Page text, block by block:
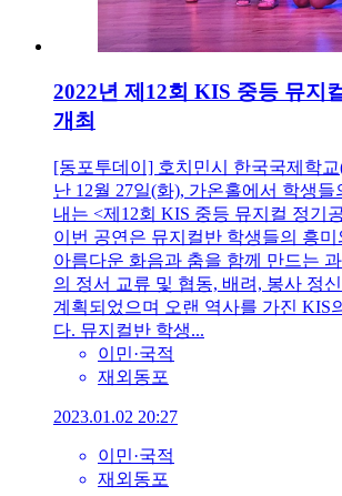
2022년 제12회 KIS 중등 뮤지
개최
[동포투데이] 호치민시 한국국제학교
난 12월 27일(화), 가온홀에서 학생
내는 <제12회 KIS 중등 뮤지컬 정기
이번 공연은 뮤지컬반 학생들의 흥
아름다운 화음과 춤을 함께 만드는
의 정서 교류 및 협동, 배려, 봉사 정
계획되었으며 오랜 역사를 가진 KIS
다. 뮤지컬반 학생...
이민·국적
재외동포
2023.01.02 20:27
이민·국적
재외동포